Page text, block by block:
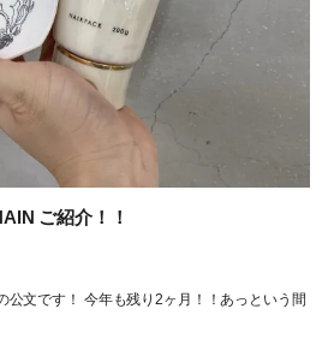
ご紹介！！
公文です！ 今年も残り2ヶ月！！あっという間